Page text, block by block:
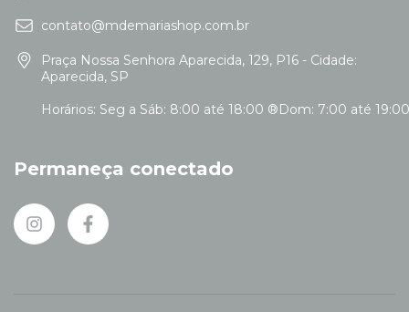
contato@mdemariashop.com.br
Praça Nossa Senhora Aparecida, 129, P16 - Cidade:
Aparecida, SP
Permaneça conectado